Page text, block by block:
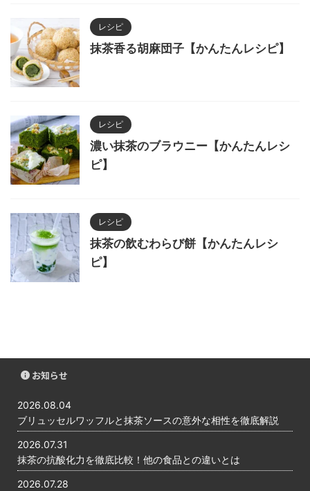
レシピ
抹茶香る胡麻団子【かんたんレシピ】
レシピ
濃い抹茶のブラウニー【かんたんレシ
ピ】
レシピ
抹茶の飲むわらび餅【かんたんレシ
ピ】
お知らせ
2026.08.04
ブリュッセルワッフルと抹茶ソースの意外な相性を徹底解説
2026.07.31
抹茶の抗酸化力を徹底比較！他の食品との違いとは
2026.07.28